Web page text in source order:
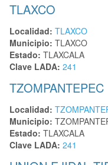
TLAXCO
Localidad: TLAXCO
Municipio: TLAXCO
Estado: TLAXCALA
Clave LADA: 241
TZOMPANTEPEC
Localidad:
Municipio:
Estado: TLAXCALA
Clave LADA: 241